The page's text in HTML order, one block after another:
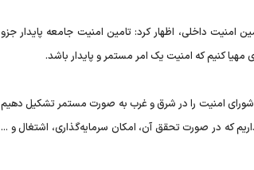
100 روزه وزارت کشور در حوزه تامین امنیت داخلی، اظهار کرد: تامین امنیت جامعه پایدار جزو
مهیا کنیم که امنیت یک امر مستمر و پایدار باشد.
شورای امنیت را در شرق و غرب به صورت مستمر تشکیل دهیم
که در صورت تحقق آن، امکان سرمایه‌گذاری، اشتغال و ...